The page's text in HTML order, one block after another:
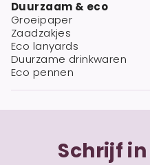
Duurzaam & eco
Groeipaper
Zaadzakjes
Eco lanyards
Duurzame drinkwaren
Eco pennen
Schrijf